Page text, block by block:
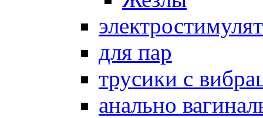
для пар
трусики с
анально